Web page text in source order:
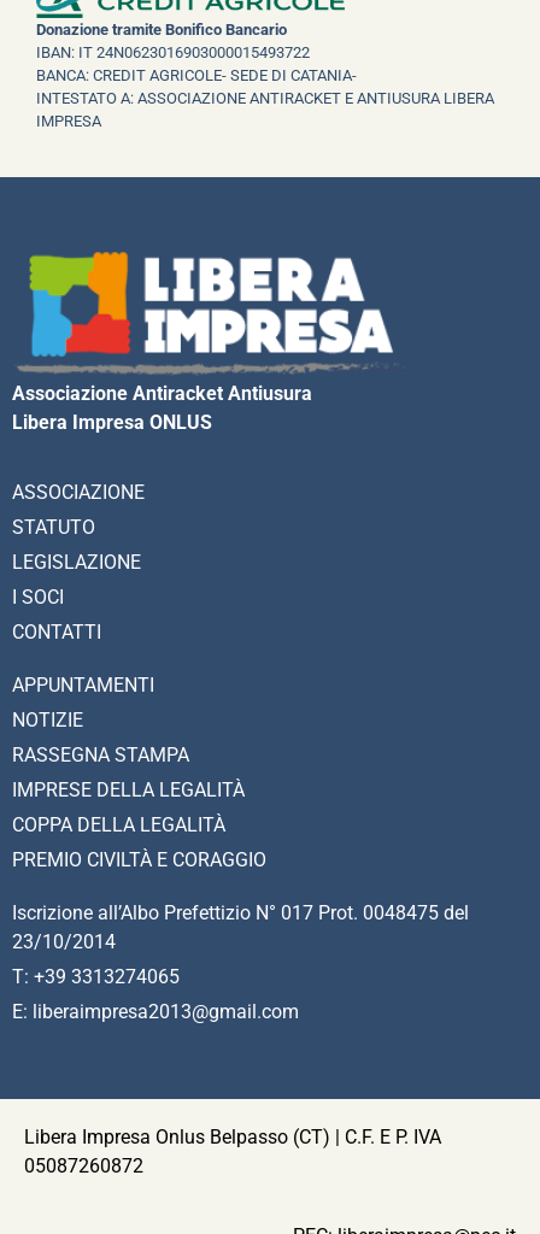
Donazione tramite Bonifico Bancario
IBAN: IT 24N0623016903000015493722
BANCA: CREDIT AGRICOLE- SEDE DI CATANIA-
INTESTATO A: ASSOCIAZIONE ANTIRACKET E ANTIUSURA LIBERA
IMPRESA
Associazione Antiracket Antiusura
Libera Impresa ONLUS
ASSOCIAZIONE
STATUTO
LEGISLAZIONE
I SOCI
CONTATTI
APPUNTAMENTI
NOTIZIE
RASSEGNA STAMPA
IMPRESE DELLA LEGALITÀ
COPPA DELLA LEGALITÀ
PREMIO CIVILTÀ E CORAGGIO
Iscrizione all’Albo Prefettizio N° 017 Prot. 0048475 del
23/10/2014
T: +39 3313274065
E: liberaimpresa2013@gmail.com
Libera Impresa Onlus Belpasso (CT) | C.F. E P. IVA
05087260872